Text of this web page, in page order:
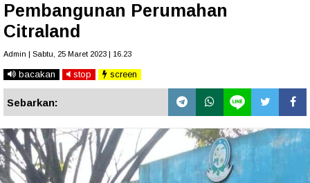
Pembangunan Perumahan
Citraland
Admin | Sabtu, 25 Maret 2023 | 16.23
bacakan stop screen
Sebarkan: